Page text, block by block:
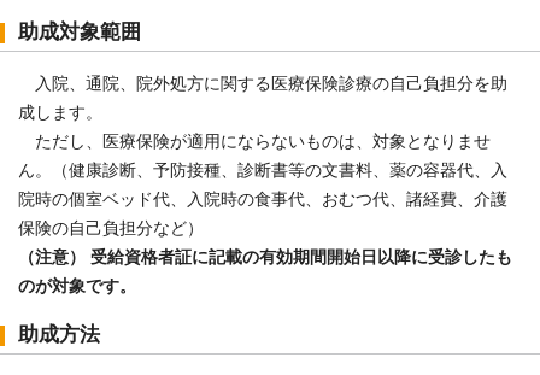
助成対象範囲
入院、通院、院外処方に関する医療保険診療の自己負担分を助
成します。
ただし、医療保険が適用にならないものは、対象となりませ
ん。（健康診断、予防接種、診断書等の文書料、薬の容器代、入
院時の個室ベッド代、入院時の食事代、おむつ代、諸経費、介護
保険の自己負担分など）
（注意） 受給資格者証に記載の有効期間開始日以降に受診したも
のが対象です。
助成方法